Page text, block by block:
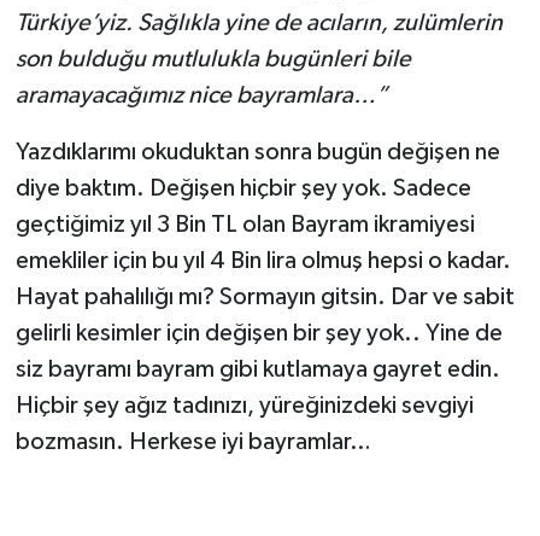
Türkiye’yiz. Sağlıkla yine de acıların, zulümlerin
son bulduğu mutlulukla bugünleri bile
aramayacağımız nice bayramlara…”
Yazdıklarımı okuduktan sonra bugün değişen ne
diye baktım. Değişen hiçbir şey yok. Sadece
geçtiğimiz yıl 3 Bin TL olan Bayram ikramiyesi
emekliler için bu yıl 4 Bin lira olmuş hepsi o kadar.
Hayat pahalılığı mı? Sormayın gitsin. Dar ve sabit
gelirli kesimler için değişen bir şey yok.. Yine de
siz bayramı bayram gibi kutlamaya gayret edin.
Hiçbir şey ağız tadınızı, yüreğinizdeki sevgiyi
bozmasın. Herkese iyi bayramlar…